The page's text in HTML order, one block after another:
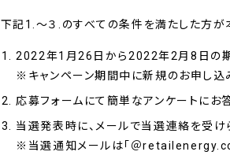
下記1.～３.のすべての条件を満たした方が
2022年1月26日から2022年2月8日の期
※キャンペーン期間中に新規のお申し込
応募フォームにて簡単なアンケートにお
当選発表時に、メールで当選連絡を受け
※当選通知メールは「＠